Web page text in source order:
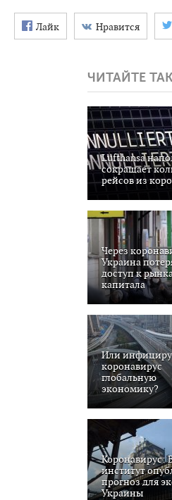
Лайк Нравится
ЧИТАЙТЕ
Lufthansa
сокращает
рейсов из
Через
Украина
доступ к
капитала
Или
коронавирус
глобальную
экономику?
Коронавирус:
институт
прогноз для
Украины